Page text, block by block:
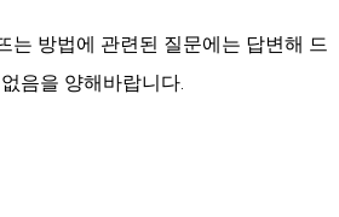
는 방법에 관련된 질문에는 답변해 드
음을 양해바랍니다.